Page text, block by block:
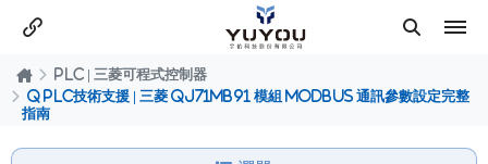
PLC | 三菱可程式控制器
Q PLC技術支援 | 三菱 QJ71MB91 模組 MODBUS 通訊參數設定完整
指南